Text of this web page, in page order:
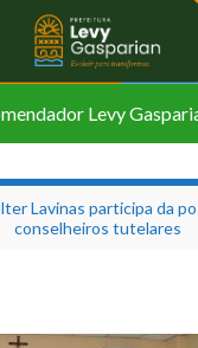
Levy
Lavinas participa da
conselheiros tutelares